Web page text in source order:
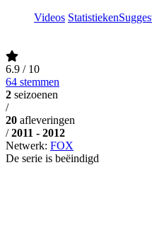
Videos Statistieken
6.9 / 10
64 stemmen
2 seizoenen
/
20 afleveringen
/ 2011 - 2012
Netwerk: FOX
De serie is beëindigd